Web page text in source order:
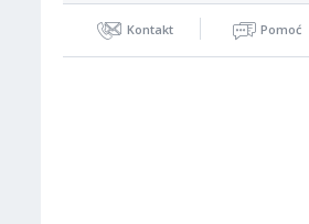
Kontakt Pomoć